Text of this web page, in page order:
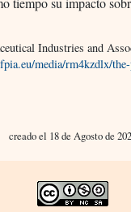
Industries and
media/rm4kzdlx/
creado el 18 de Agosto de